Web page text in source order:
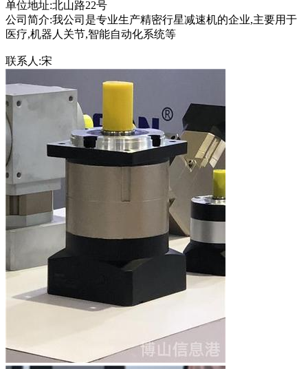
单位地址:北山路22号
公司简介:我公司是专业生产精密行星减速机的企业,主要用于
医疗,机器人关节,智能自动化系统等
联系人:宋